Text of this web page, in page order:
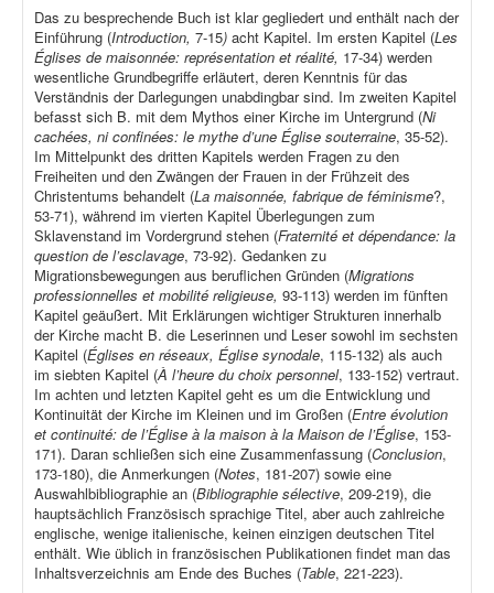
Das zu besprechende Buch ist klar gegliedert und enthält nach der
Einführung (Introduction, 7-15) acht Kapitel. Im ersten Kapitel (Les
Églises de maisonnée: représentation et réalité, 17-34) werden
wesentliche Grundbegriffe erläutert, deren Kenntnis für das
Verständnis der Darlegungen unabdingbar sind. Im zweiten Kapitel
befasst sich B. mit dem Mythos einer Kirche im Untergrund (Ni
cachées, ni confinées: le mythe d’une Église souterraine, 35-52).
Im Mittelpunkt des dritten Kapitels werden Fragen zu den
Freiheiten und den Zwängen der Frauen in der Frühzeit des
Christentums behandelt (La maisonnée, fabrique de féminisme?,
53-71), während im vierten Kapitel Überlegungen zum
Sklavenstand im Vordergrund stehen (Fraternité et dépendance: la
question de l’esclavage, 73-92). Gedanken zu
Migrationsbewegungen aus beruflichen Gründen (Migrations
professionnelles et mobilité religieuse, 93-113) werden im fünften
Kapitel geäußert. Mit Erklärungen wichtiger Strukturen innerhalb
der Kirche macht B. die Leserinnen und Leser sowohl im sechsten
Kapitel (Églises en réseaux, Église synodale, 115-132) als auch
im siebten Kapitel (À l’heure du choix personnel, 133-152) vertraut.
Im achten und letzten Kapitel geht es um die Entwicklung und
Kontinuität der Kirche im Kleinen und im Großen (Entre évolution
et continuité: de l’Église à la maison à la Maison de l’Église, 153-
171). Daran schließen sich eine Zusammenfassung (Conclusion,
173-180), die Anmerkungen (Notes, 181-207) sowie eine
Auswahlbibliographie an (Bibliographie sélective, 209-219), die
hauptsächlich Französisch sprachige Titel, aber auch zahlreiche
englische, wenige italienische, keinen einzigen deutschen Titel
enthält. Wie üblich in französischen Publikationen findet man das
Inhaltsverzeichnis am Ende des Buches (Table, 221-223).